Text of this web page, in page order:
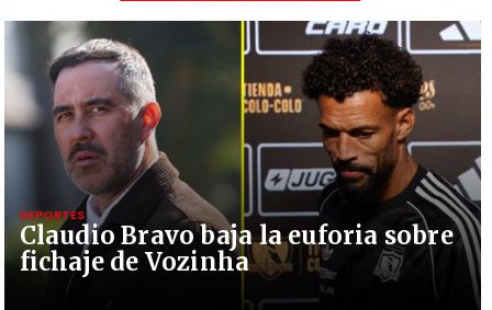
Claudio Bravo baja la euforia sobre
fichaje de Vozinha
DEPORTES